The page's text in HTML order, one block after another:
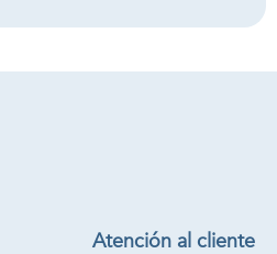
Atención al cliente